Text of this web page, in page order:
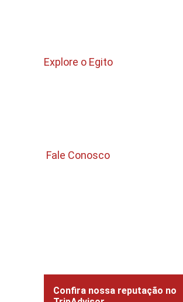
Explore o Egito
Fale Conosco
Confira nossa reputação no